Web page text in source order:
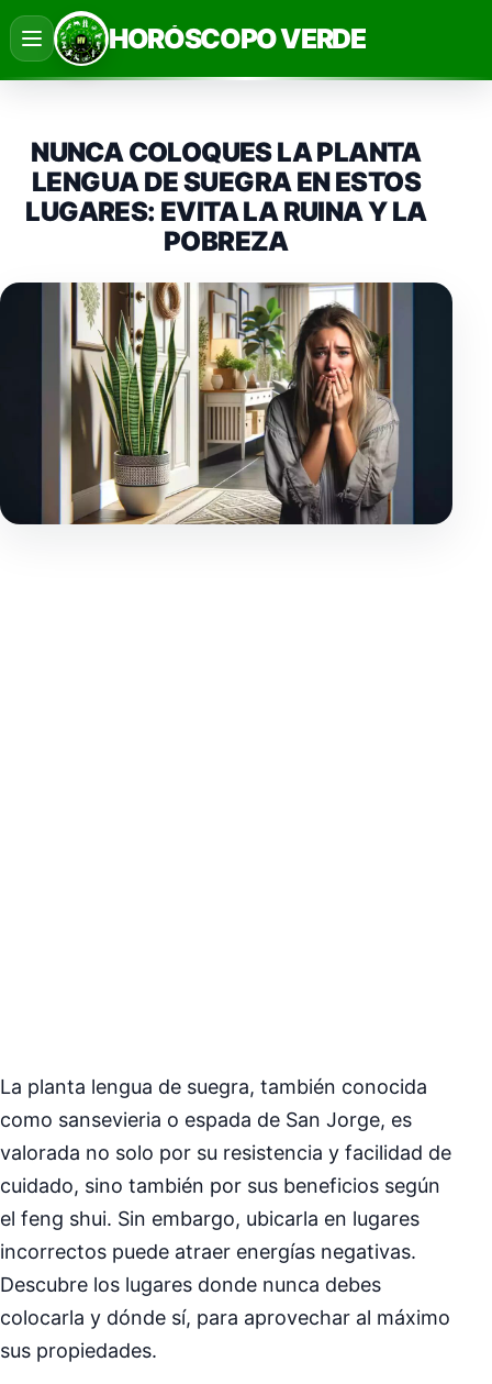
Saltar
al
contenido
HORÓSCOPO VERDE
NUNCA COLOQUES LA PLANTA
LENGUA DE SUEGRA EN ESTOS
LUGARES: EVITA LA RUINA Y LA
POBREZA
La planta lengua de suegra, también conocida
como sansevieria o espada de San Jorge, es
valorada no solo por su resistencia y facilidad de
cuidado, sino también por sus beneficios según
el feng shui. Sin embargo, ubicarla en lugares
incorrectos puede atraer energías negativas.
Descubre los lugares donde nunca debes
colocarla y dónde sí, para aprovechar al máximo
sus propiedades.